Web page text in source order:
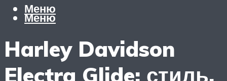
Меню
Меню
Harley Davidson
Electra Glide: стиль,